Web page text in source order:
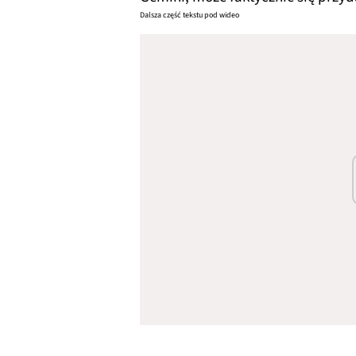
Dalsza część tekstu pod wideo